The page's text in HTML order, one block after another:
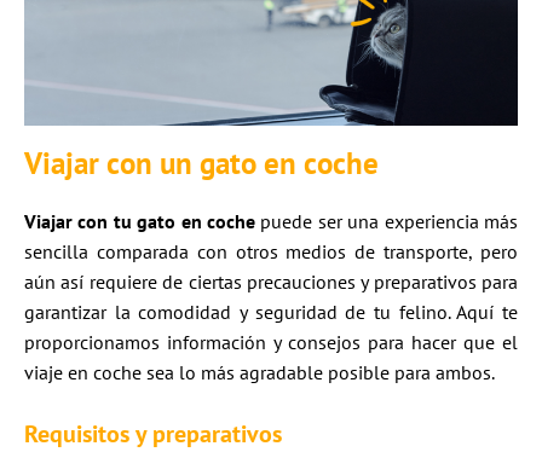
Viajar con un gato en coche
Viajar con tu gato en coche puede ser una experiencia más
sencilla comparada con otros medios de transporte, pero
aún así requiere de ciertas precauciones y preparativos para
garantizar la comodidad y seguridad de tu felino. Aquí te
proporcionamos información y consejos para hacer que el
viaje en coche sea lo más agradable posible para ambos.
Requisitos y preparativos